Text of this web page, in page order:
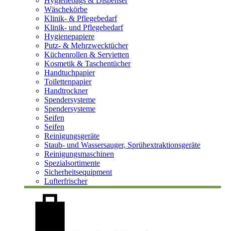
Wäschekörbe
Klinik- & Pflegebedarf
Klinik- und Pflegebedarf
Hygienepapiere
Putz- & Mehrzwecktücher
Küchenrollen & Servietten
Kosmetik & Taschentücher
Handtuchpapier
Toilettenpapier
Handtrockner
Spendersysteme
Spendersysteme
Seifen
Seifen
Reinigungsgeräte
Staub- und Wassersauger, Sprühextraktionsgeräte
Reinigungsmaschinen
Spezialsortimente
Sicherheitsequipment
Lufterfrischer